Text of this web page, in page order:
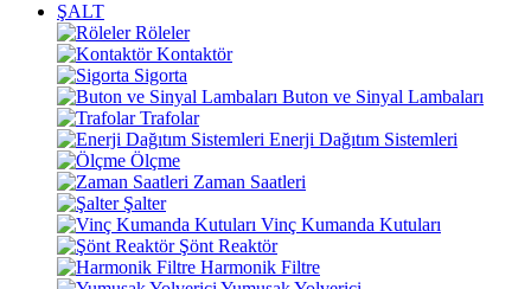
ŞALT
Röleler
Kontaktör
Sigorta
Buton ve Sinyal Lambaları
Trafolar
Enerji Dağıtım Sistemleri
Ölçme
Zaman Saatleri
Şalter
Vinç Kumanda Kutuları
Şönt Reaktör
Harmonik Filtre